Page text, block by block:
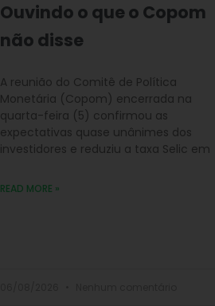
Ouvindo o que o Copom
não disse
A reunião do Comitê de Política
Monetária (Copom) encerrada na
quarta-feira (5) confirmou as
expectativas quase unânimes dos
investidores e reduziu a taxa Selic em
READ MORE »